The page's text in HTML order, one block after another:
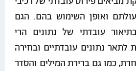
ואופן השימוש בהם. הגם
עובדתי של נתונים הרי
לתאר נתונים עובדתיים ובחירה
כמו גם ברירת המילים והסדר